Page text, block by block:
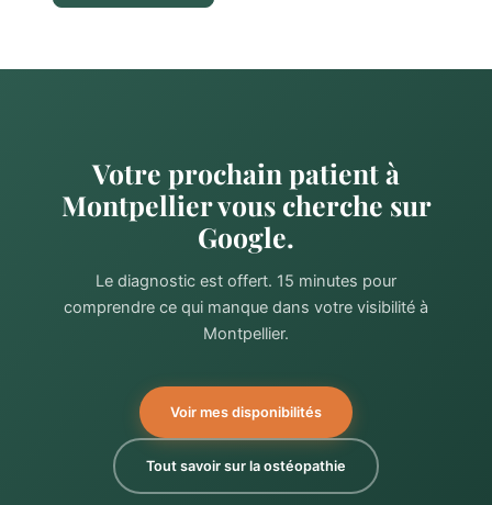
Votre prochain patient à
Montpellier vous cherche sur
Google.
Le diagnostic est offert. 15 minutes pour
comprendre ce qui manque dans votre visibilité à
Montpellier.
Voir mes disponibilités
Tout savoir sur la ostéopathie